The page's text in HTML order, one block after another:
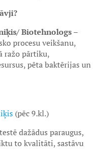
Biotehnologs–
procesu veikšanu,
ražo pārtiku,
pēta baktērijas un
(pēc 9.kl.)
dažādus paraugus,
to kvalitāti, sastāvu